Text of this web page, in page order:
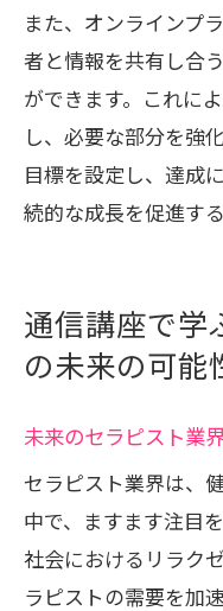
また、オンラインプ
者と情報を共有し合
ができます。これに
し、必要な部分を強
目標を設定し、達成
続的な成長を促進す
通信講座で学
の未来の可能
未来のセラピスト業
セラピスト業界は、
中で、ますます注目
社会におけるリラク
ラピストの需要を加